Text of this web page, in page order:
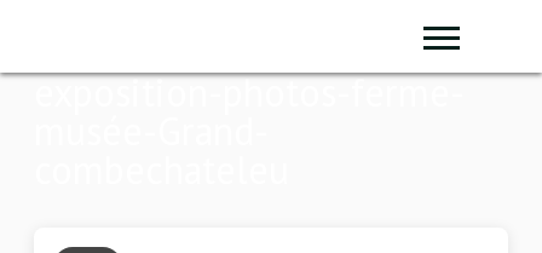
exposition-photos-ferme-